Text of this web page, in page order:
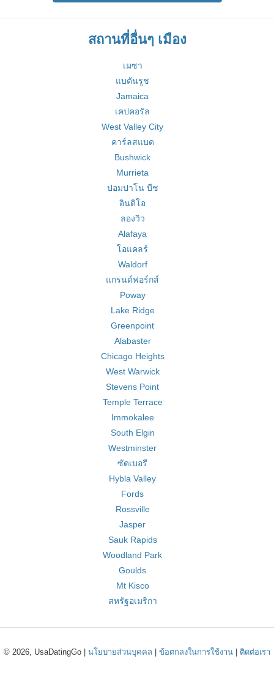
สถานที่อื่นๆ เมือง
เมซา
แบตันรูช
Jamaica
เคปคอรัล
West Valley City
คาร์ลสแบด
Bushwick
Murrieta
ปอมปาโน บีช
อินดิโอ
ลองวิว
Alafaya
โอแคลร์
Waldorf
แกรนด์ฟอร์กส์
Poway
Lake Ridge
Greenpoint
Alabaster
Chicago Heights
West Warwick
Stevens Point
Temple Terrace
Immokalee
South Elgin
Westminster
ซัดเบอรี
Hybla Valley
Fords
Rossville
Jasper
Sauk Rapids
Woodland Park
Goulds
Mt Kisco
สหรัฐอเมริกา
© 2026, UsaDatingGo | นโยบายส่วนบุคคล ข้อตกลงในการใช้งาน ติดต่อเรา